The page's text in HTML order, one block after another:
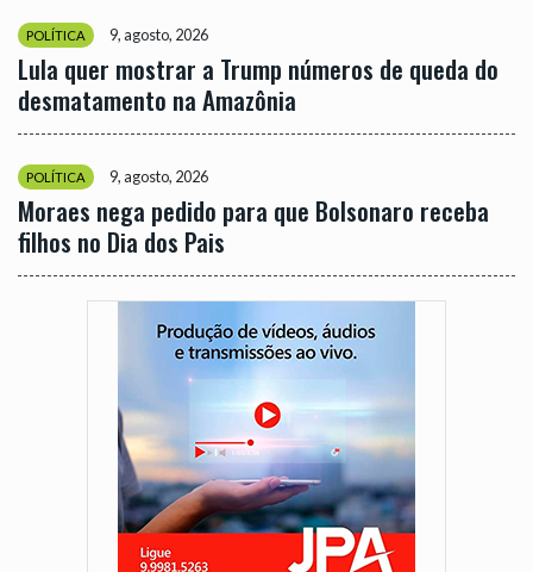
POLÍTICA 9, agosto, 2026
Lula quer mostrar a Trump números de queda do
desmatamento na Amazônia
POLÍTICA 9, agosto, 2026
Moraes nega pedido para que Bolsonaro receba
filhos no Dia dos Pais